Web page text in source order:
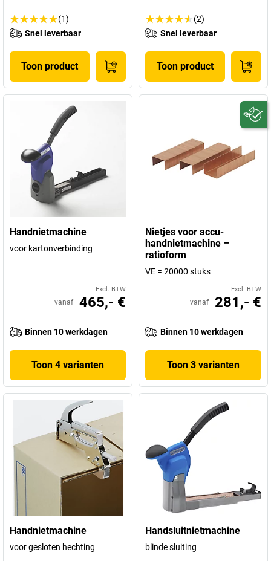
(1)
Snel leverbaar
Toon product
(2)
Snel leverbaar
Toon product
Handnietmachine
voor kartonverbinding
Excl. BTW
vanaf 465,- €
Binnen 10 werkdagen
Toon 4 varianten
Nietjes voor accu-
handnietmachine –
ratioform
VE = 20000 stuks
Excl. BTW
vanaf 281,- €
Binnen 10 werkdagen
Toon 3 varianten
Handnietmachine
voor gesloten hechting
Handsluitnietmachine
blinde sluiting